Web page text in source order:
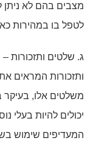
מצבים בהם לא ניתן
לטפל בו במהירות
ג. שלטים ותזכורות
ותזכורות המראים
משלטים אלו, בעיקר
יכולים להיות בעלי
המעדיפים שימוש